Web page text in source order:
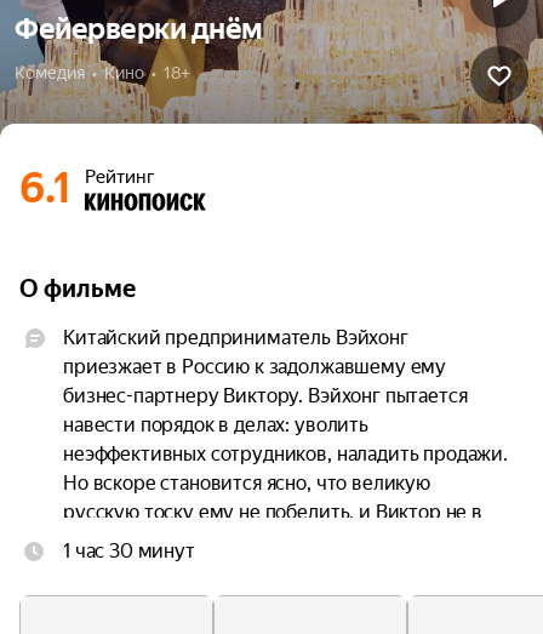
Фейерверки днём
Комедия  •  Кино  •  18+
6.1 Рейтинг
О фильме
Китайский предприниматель Вэйхонг
приезжает в Россию к задолжавшему ему
бизнес-партнеру Виктору. Вэйхонг пытается
навести порядок в делах: уволить
неэффективных сотрудников, наладить продажи.
Но вскоре становится ясно, что великую
русскую тоску ему не победить, и Виктор не в
силах ему помочь. Тогда Вэйхонг решает забрать
расстаться с домом, но он сталкивается с
1 час 30 минут